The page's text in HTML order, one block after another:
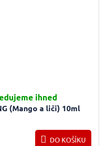
(Mango a liči) 10ml
ihned
DO KOŠÍKU